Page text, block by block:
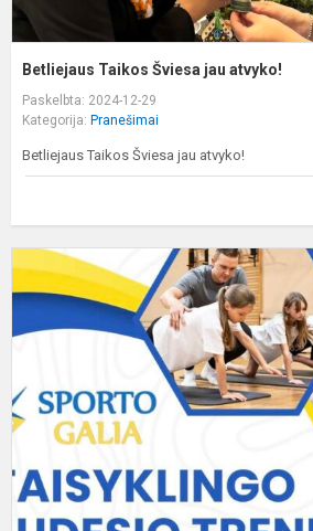
Betliejaus Taikos Šviesa jau atvyko!
Paskelbta: 2024-12-29
Kategorija: Pranešimai
Betliejaus Taikos Šviesa jau atvyko!